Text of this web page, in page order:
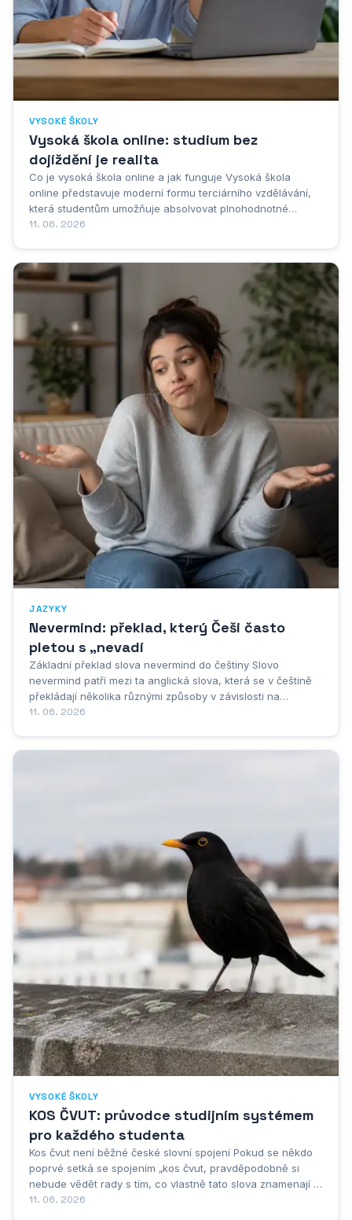
VYSOKÉ ŠKOLY
Vysoká škola online: studium bez
dojíždění je realita
Co je vysoká škola online a jak funguje Vysoká škola
online představuje moderní formu terciárního vzdělávání,
která studentům umožňuje absolvovat plnohodnotné
vysokoškolské studium prostřednictvím internetu, aniž by
11. 06. 2026
JAZYKY
Nevermind: překlad, který Češi často
pletou s „nevadí
Základní překlad slova nevermind do češtiny Slovo
nevermind patří mezi ta anglická slova, která se v češtině
překládají několika různými způsoby v závislosti na
kontextu, situaci a celkovém vyznění věty. Základní a
11. 06. 2026
VYSOKÉ ŠKOLY
KOS ČVUT: průvodce studijním systémem
pro každého studenta
Kos čvut není běžné české slovní spojení Pokud se někdo
poprvé setká se spojením „kos čvut, pravděpodobně si
nebude vědět rady s tím, co vlastně tato slova znamenají a
odkud pocházejí. A není se čemu divit, protože „kos čvut
11. 06. 2026